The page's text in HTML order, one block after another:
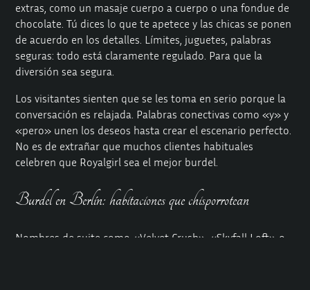
extras, como un masaje cuerpo a cuerpo o una fondue de
chocolate. Tú dices lo que te apetece y las chicas se ponen
de acuerdo en los detalles. Límites, juguetes, palabras
seguras: todo está claramente regulado. Para que la
diversión sea segura.
Los visitantes sienten que se les toma en serio porque la
conversación es relajada. Palabras conectivas como «y» y
«pero» unen los deseos hasta crear el escenario perfecto.
No es de extrañar que muchos clientes habituales
celebren que Royalgirl sea el mejor burdel.
Burdel en Berlín: habitaciones que chisporrotean
Nombres de suite como «Velvet Crush», «Skyfall Loft» o